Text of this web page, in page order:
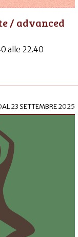
/ advanced
alle 22.40
23 SETTEMBRE 2025